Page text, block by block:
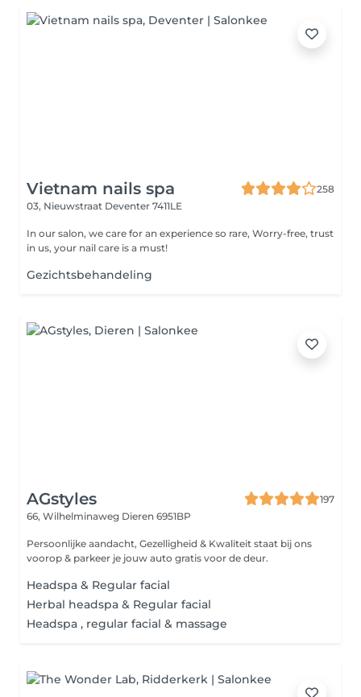
Vietnam nails spa
258
03, Nieuwstraat Deventer 7411LE
In our salon, we care for an experience so rare, Worry-free, trust
in us, your nail care is a must!
Gezichtsbehandeling
AGstyles
197
66, Wilhelminaweg Dieren 6951BP
Persoonlijke aandacht, Gezelligheid & Kwaliteit staat bij ons
voorop & parkeer je jouw auto gratis voor de deur.
Headspa & Regular facial
Herbal headspa & Regular facial
Headspa , regular facial & massage